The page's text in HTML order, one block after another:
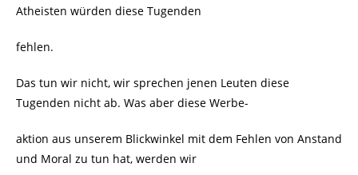
Atheisten würden diese Tugenden
fehlen.
Das tun wir nicht, wir sprechen jenen Leuten diese
Tugenden nicht ab. Was aber diese Werbe-
aktion aus unserem Blickwinkel mit dem Fehlen von Anstand
und Moral zu tun hat, werden wir